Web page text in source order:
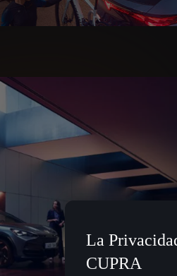
La
CUPRA